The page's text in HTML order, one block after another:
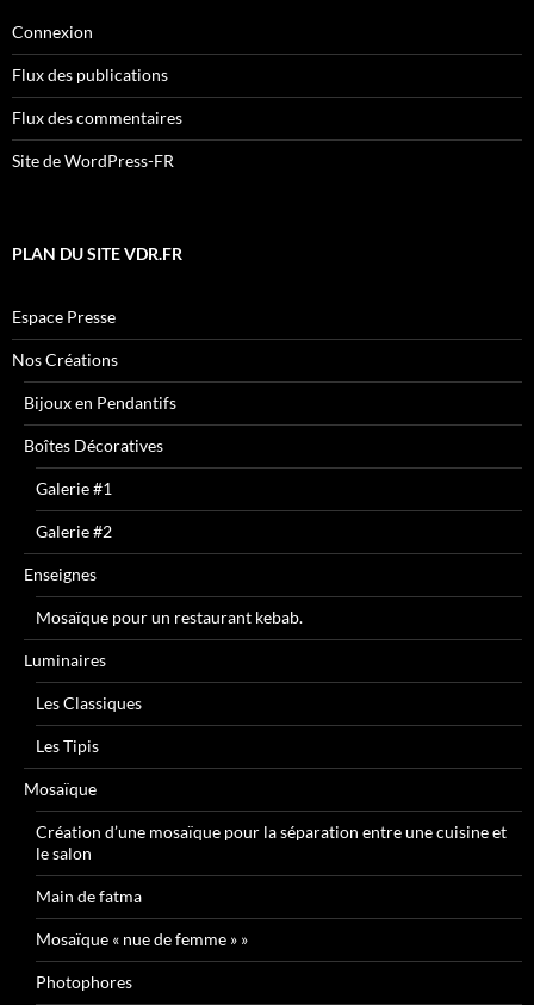
Connexion
Flux des publications
Flux des commentaires
Site de WordPress-FR
PLAN DU SITE VDR.FR
Espace Presse
Nos Créations
Bijoux en Pendantifs
Boîtes Décoratives
Galerie #1
Galerie #2
Enseignes
Mosaïque pour un restaurant kebab.
Luminaires
Les Classiques
Les Tipis
Mosaïque
Création d’une mosaïque pour la séparation entre une cuisine et
le salon
Main de fatma
Mosaïque « nue de femme » »
Photophores